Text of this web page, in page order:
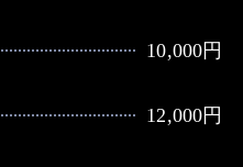
10,000円
12,000円